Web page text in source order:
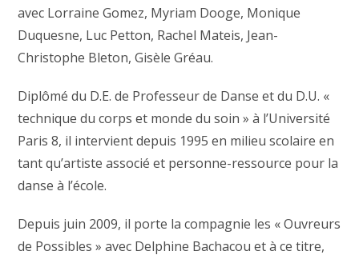
avec Lorraine Gomez, Myriam Dooge, Monique
Duquesne, Luc Petton, Rachel Mateis, Jean-
Christophe Bleton, Gisèle Gréau.
Diplômé du D.E. de Professeur de Danse et du D.U. «
technique du corps et monde du soin » à l’Université
Paris 8, il intervient depuis 1995 en milieu scolaire en
tant qu’artiste associé et personne-ressource pour la
danse à l’école.
Depuis juin 2009, il porte la compagnie les « Ouvreurs
de Possibles » avec Delphine Bachacou et à ce titre,